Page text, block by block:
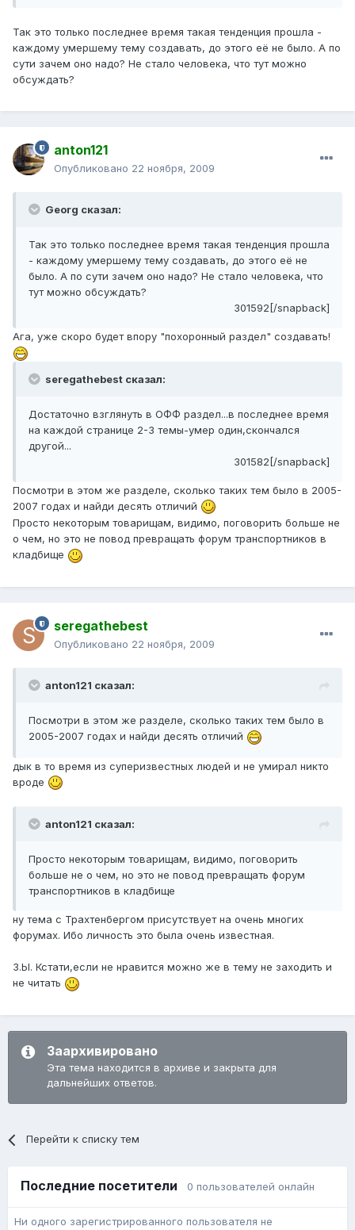
Так это только последнее время такая тенденция прошла -
каждому умершему тему создавать, до этого её не было. А по
сути зачем оно надо? Не стало человека, что тут можно
обсуждать?
anton121
Опубликовано 22 ноября, 2009
Georg сказал:
Так это только последнее время такая тенденция прошла
- каждому умершему тему создавать, до этого её не
было. А по сути зачем оно надо? Не стало человека, что
тут можно обсуждать?
301592[/snapback]
Ага, уже скоро будет впору "похоронный раздел" создавать!
seregathebest сказал:
Достаточно взглянуть в ОФФ раздел...в последнее время
на каждой странице 2-3 темы-умер один,скончался
другой...
301582[/snapback]
Посмотри в этом же разделе, сколько таких тем было в 2005-
2007 годах и найди десять отличий
Просто некоторым товарищам, видимо, поговорить больше не
о чем, но это не повод превращать форум транспортников в
кладбище
seregathebest
Опубликовано 22 ноября, 2009
anton121 сказал:
Посмотри в этом же разделе, сколько таких тем было в
2005-2007 годах и найди десять отличий
дык в то время из суперизвестных людей и не умирал никто
вроде
anton121 сказал:
Просто некоторым товарищам, видимо, поговорить
больше не о чем, но это не повод превращать форум
транспортников в кладбище
ну тема с Трахтенбергом присутствует на очень многих
форумах. Ибо личность это была очень известная.
З.Ы. Кстати,если не нравится можно же в тему не заходить и
не читать
Заархивировано
Эта тема находится в архиве и закрыта для
дальнейших ответов.
Перейти к списку тем
Последние посетители 0 пользователей онлайн
Ни одного зарегистрированного пользователя не